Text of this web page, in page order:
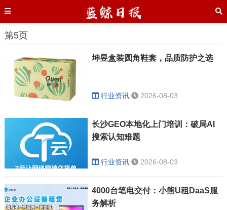
第5页
坤昱盒装圆角鞋套，品质防护之选
行业资讯 2026-08-03
长沙GEO本地化上门培训：破局AI
搜索认知难题
行业资讯 2026-08-03
4000台笔电交付：小熊U租DaaS服
务解析